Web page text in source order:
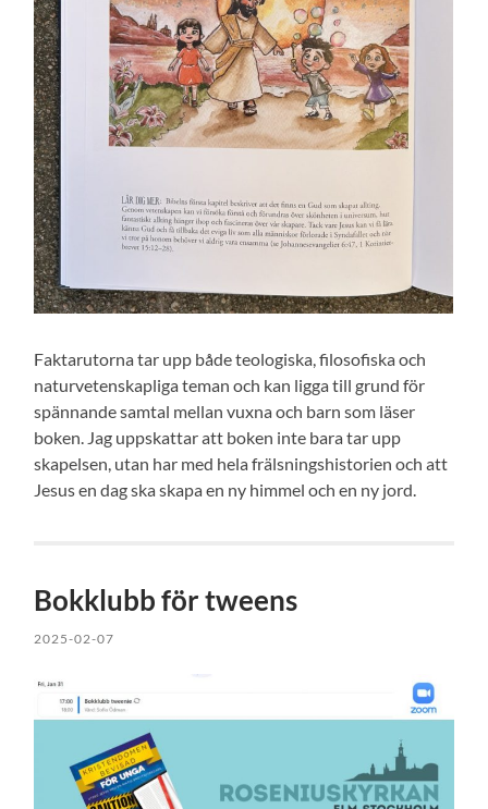
Faktarutorna tar upp både teologiska, filosofiska och
naturvetenskapliga teman och kan ligga till grund för
spännande samtal mellan vuxna och barn som läser
boken. Jag uppskattar att boken inte bara tar upp
skapelsen, utan har med hela frälsningshistorien och att
Jesus en dag ska skapa en ny himmel och en ny jord.
Bokklubb för tweens
2025-02-07